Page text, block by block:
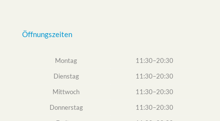
Öffnungszeiten
Montag
11:30–20:30
Dienstag
11:30–20:30
Mittwoch
11:30–20:30
Donnerstag
11:30–20:30